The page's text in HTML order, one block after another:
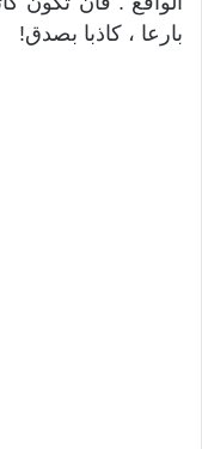
بارعا ، كاذبا بصدق!